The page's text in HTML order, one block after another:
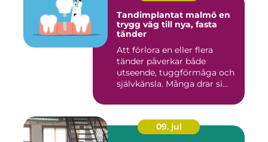
Tandimplantat malmö en
trygg väg till nya, fasta
tänder
Att förlora en eller flera
tänder påverkar både
utseende, tuggförmåga och
självkänsla. Många drar si...
09. jul